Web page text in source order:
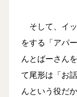
そして、イ
をする「アパ
んとばーさん
て尾形は「お
んという役だ